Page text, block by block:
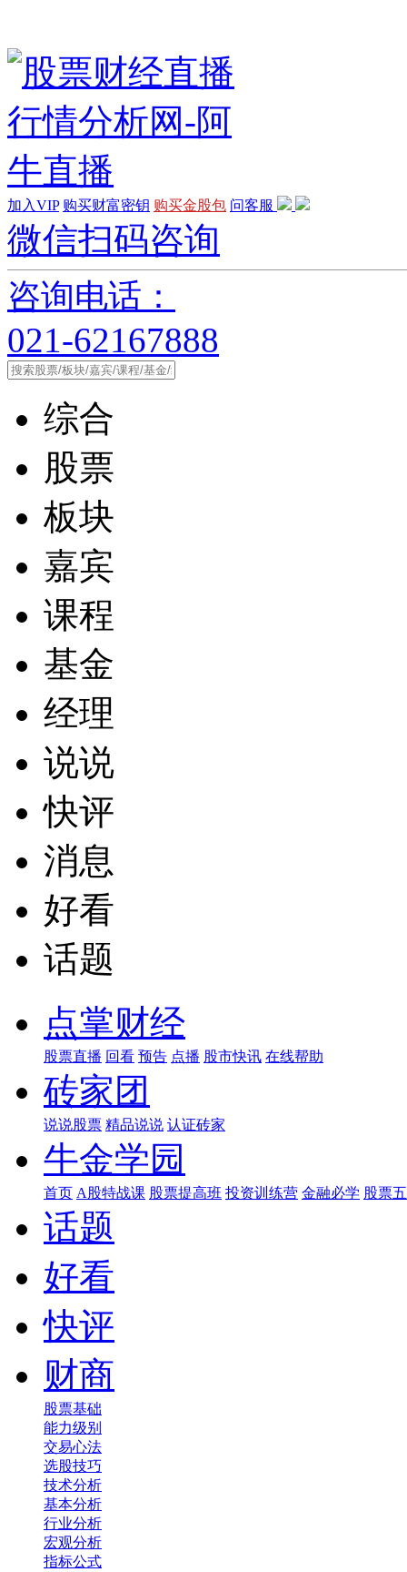
加入VIP 购买财富密钥 购买金股包 问客服
微信扫码咨询
咨询电话：
021-62167888
综合
股票
板块
嘉宾
课程
基金
经理
说说
快评
消息
好看
话题
点掌财经
股票直播 回看 预告 点播 股市快讯 在线帮助
砖家团
说说股票 精品说说 认证砖家
牛金学园
首页 A股特战课 股票提高班 投资训练营 金融必学 股票
话题
好看
快评
财商
股票基础
能力级别
交易心法
选股技巧
技术分析
基本分析
行业分析
宏观分析
指标公式